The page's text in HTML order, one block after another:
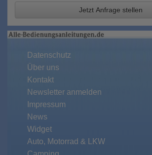
Jetzt Anfrage stellen
Datenschutz
Über uns
Kontakt
Newsletter anmelden
Impressum
News
Widget
Auto, Motorrad & LKW